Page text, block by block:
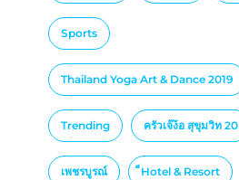
Sports
Thailand Yoga Art & Dance 2019
Trending ครัวเจ๊ง้อ สุขุมวิท 20
เพชรบูรณ์ ็Hotel & Resort